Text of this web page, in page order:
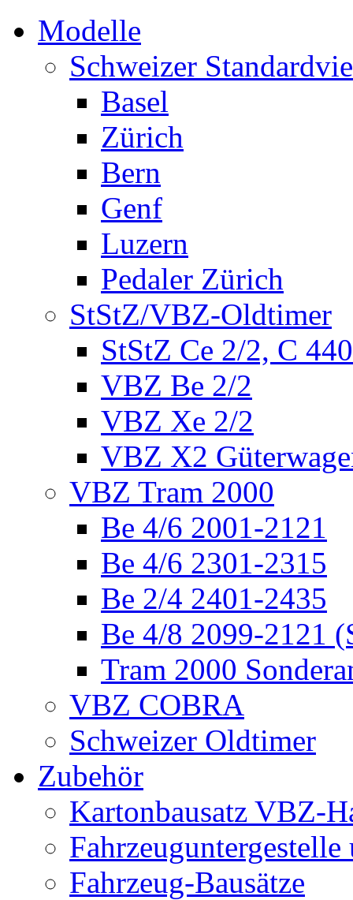
Modelle
Schweizer
Basel
Zürich
Bern
Genf
Luzern
Pedaler Zürich
StStZ/VBZ-Oldtimer
StStZ Ce 2/2, C 440
VBZ Be 2/2
VBZ Xe 2/2
VBZ X2
VBZ Tram 2000
Be 4/6 2001-2121
Be 4/6 2301-2315
Be 2/4 2401-2435
Be 4/8 2099-2121
Tram 2000
VBZ COBRA
Schweizer Oldtimer
Zubehör
Kartonbausatz VBZ-
Fahrzeuguntergestelle
Fahrzeug-Bausätze